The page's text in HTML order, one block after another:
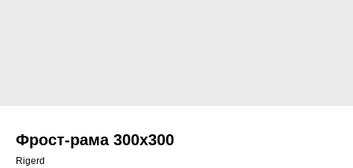
Фрост-рама 300х300
Rigerd